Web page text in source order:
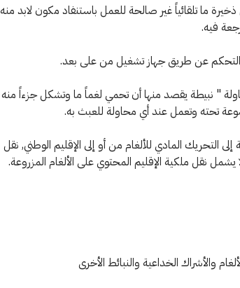
ما تلقائياً غير صالحة للعمل باستنفاد مكون لابد منه
فيه.
" نبيطة يقصد منها أن تحمي لغماً ما وتشكل جزءاً منه
تحته وتعمل عند أي محاولة للعبث به.
التحريك المادي للألغام من أو إلى الإقليم الوطني, نقل
يشمل نقل ملكية الإقليم المحتوي على الألغام المزروعة.
والأشراك الخداعية والنبائط الأخرى